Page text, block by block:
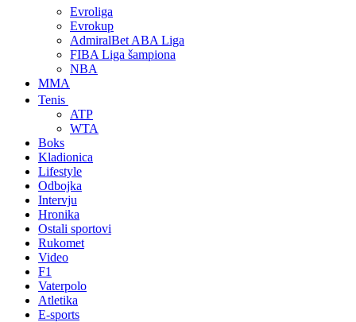
Evroliga
Evrokup
AdmiralBet ABA Liga
FIBA Liga šampiona
NBA
MMA
Tenis
ATP
WTA
Boks
Kladionica
Lifestyle
Odbojka
Intervju
Hronika
Ostali sportovi
Rukomet
Video
F1
Vaterpolo
Atletika
E-sports